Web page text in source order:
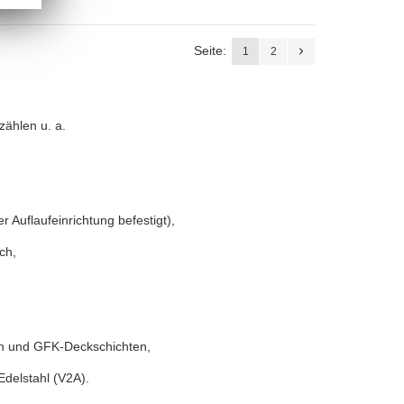
Seite: 1 2
u. a.
Auflaufeinrichtung befestigt),
GFK-Deckschichten,
(V2A).